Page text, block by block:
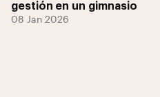
gestión en un gimnasio
08 Jan 2026